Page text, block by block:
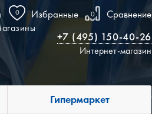
0 Избранные 0 Сравнение
+7 (495) 150-40-26
Интернет-магазин
Гипермаркет